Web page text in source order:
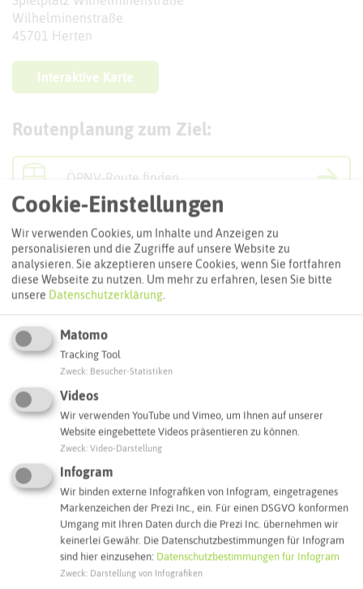
Wilhelminenstraße
45701 Herten
Interaktive Karte
Routenplanung zum Ziel:
ÖPNV-Route finden
Autoroute finden
ATTRAKTIONEN IN DER UMGEBUNG
HERTEN
Spielplatz Grödener Weg
Cookie-Einstellungen
Wir verwenden Cookies, um Inhalte und Anzeigen zu
personalisieren und die Zugriffe auf unsere Website zu
analysieren. Sie akzeptieren unsere Cookies, wenn Sie fortfahren
diese Webseite zu nutzen. Um mehr zu erfahren, lesen Sie bitte
unsere Datenschutzerklärung.
Matomo
Tracking Tool
Zweck Besucher-Statistiken
Videos
Wir verwenden YouTube und Vimeo, um Ihnen auf unserer
Website eingebettete Videos präsentieren zu können.
Zweck Video-Darstellung
Infogram
Wir binden externe Infografiken von Infogram, eingetragenes
Markenzeichen der Prezi Inc., ein. Für einen DSGVO konformen
Umgang mit Ihren Daten durch die Prezi Inc. übernehmen wir
keinerlei Gewähr. Die Datenschutzbestimmungen für Infogram
sind hier einzusehen: Datenschutzbestimmungen für Infogram
Zweck Darstellung von Infografiken